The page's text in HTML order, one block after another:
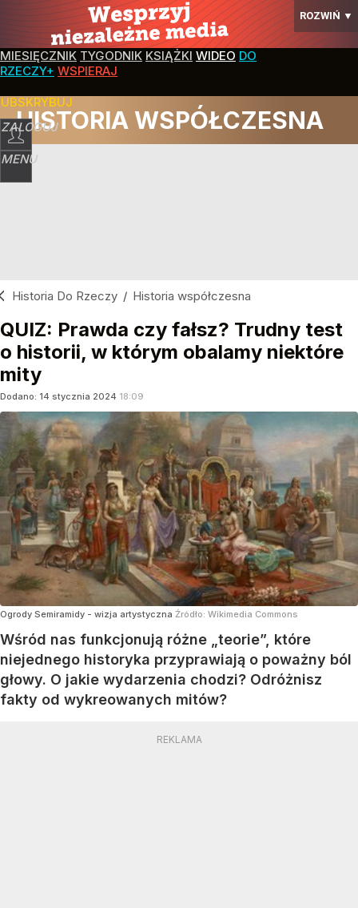
ROZWIŃ ▼
MIESIĘCZNIK TYGODNIK KSIĄŻKI WIDEO DO
RZECZY+ WSPIERAJ
ZALOGUJ
MENU
HISTORIA WSPÓŁCZESNA
Historia Do Rzeczy / Historia współczesna
QUIZ: Prawda czy fałsz? Trudny test
o historii, w którym obalamy niektóre
mity
Dodano: 14 stycznia 2024 18:09
Ogrody Semiramidy - wizja artystyczna Źródło: Wikimedia Commons
Wśród nas funkcjonują różne „teorie”, które
niejednego historyka przyprawiają o poważny ból
głowy. O jakie wydarzenia chodzi? Odróżnisz
fakty od wykreowanych mitów?